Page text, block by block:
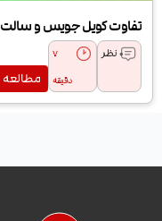
تفاوت کویل جویس و سالت
0 نظر 7
دقیقه مطالعه